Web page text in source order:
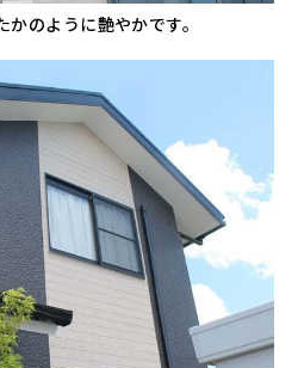
のように艶やかです。